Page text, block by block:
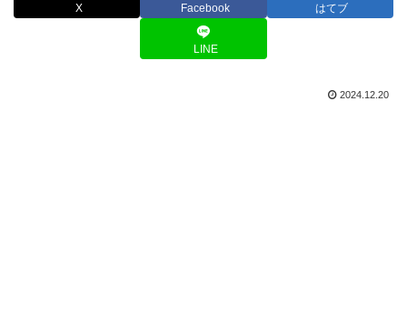
X Facebook はてブ
LINE
2024.12.20